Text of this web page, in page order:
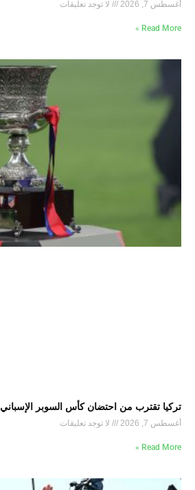
أغسطس 7, 2026 لا توجد تعليقات
Read More »
تركيا تقترب من احتضان كأس السوبر الإسباني 2027
أغسطس 7, 2026 لا توجد تعليقات
Read More »